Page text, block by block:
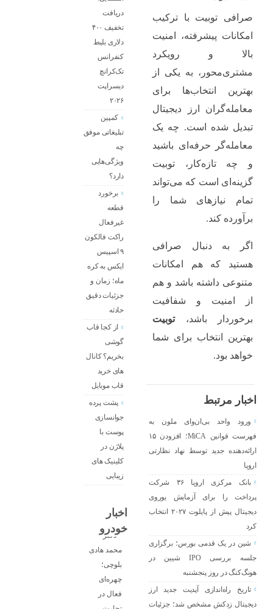
صرافی توبیت با ترکیب
امکانات پیشرفته، امنیت
بالا و رویکرد
مشتری‌محور، به یکی از
بهترین انتخاب‌ها برای
معامله‌گران ارز دیجیتال
تبدیل شده است. چه یک
معامله‌گر حرفه‌ای باشید
و چه تازه‌کار، توبیت
گزینه‌ای است که می‌تواند
تمام نیازهای شما را
برآورده کند.
اگر به دنبال صرافی
هستید که هم امکانات
متنوعی داشته باشد و هم
از امنیت و شفافیت
برخوردار باشد،توبیت
بهترین انتخاب برای شما
خواهد بود.
اخبار مرتبط
ورود واحد بی‌ان‌وای ملون به
فهرست قوانین MiCA؛ افزودن ۱۵
ارائه‌دهنده جدید توسط نهاد نظارتی
اروپا
بانک مرکزی اروپا ۳۶ شرکت
پرداخت را برای آزمایش یوروی
دیجیتال پیش از پایلوت ۲۰۲۷ انتخاب
کرد
شین در یک قدمی بورس؛ برگزاری
جلسه بررسی IPO شیین در
هونگ‌کنگ در روز پنجشنبه
تاریخ راه‌اندازی آپدیت جدید ارز
دیجیتال زدکش مشخص شد؛ جزئیات
دریافت
تخفیف ۴۰۰
دلاری بلیط
کنفرانس
تک‌کرانچ
دیسراپت
۲۰۲۶
کمپین
تبلیغاتی موفق
چه
ویژگی‌هایی
دارد؟
برخورد
قطعه
غیرفعال
راکت فالکون
۹ اسپیس
ایکس به کره
ماه؛ زمان و
جزئیات دقیق
حادثه
از کجا قاب
گوشی
بخریم؟ کانال
های خرید
قاب موبایل
پشت پرده
جوانسازی
پوست با
پلاژن در
کلینیک های
زیبایی
اخبار
خودرو
دکتر
محمد هادی
بلوچی؛
چهره‌ای
فعال در